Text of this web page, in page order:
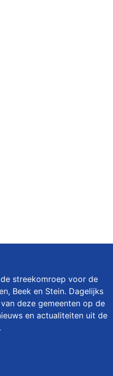
streekomroep voor de
Beek en Stein. Dagelijks
deze gemeenten op de
en actualiteiten uit de